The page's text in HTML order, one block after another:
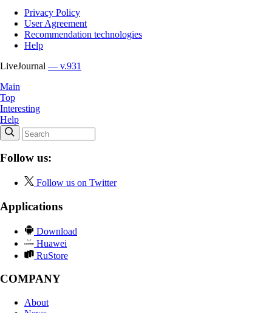
Privacy Policy
User Agreement
Recommendation technologies
Help
LiveJournal — v.931
Main
Top
Interesting
Help
Follow us:
Follow us on Twitter
Applications
Download
Huawei
RuStore
COMPANY
About